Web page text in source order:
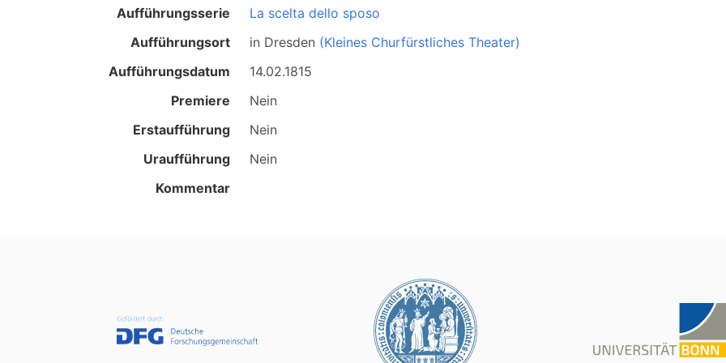
Aufführungsserie
La scelta dello sposo
Aufführungsort
in Dresden (Kleines Churfürstliches Theater)
Aufführungsdatum
14.02.1815
Premiere
Nein
Erstaufführung
Nein
Uraufführung
Nein
Kommentar